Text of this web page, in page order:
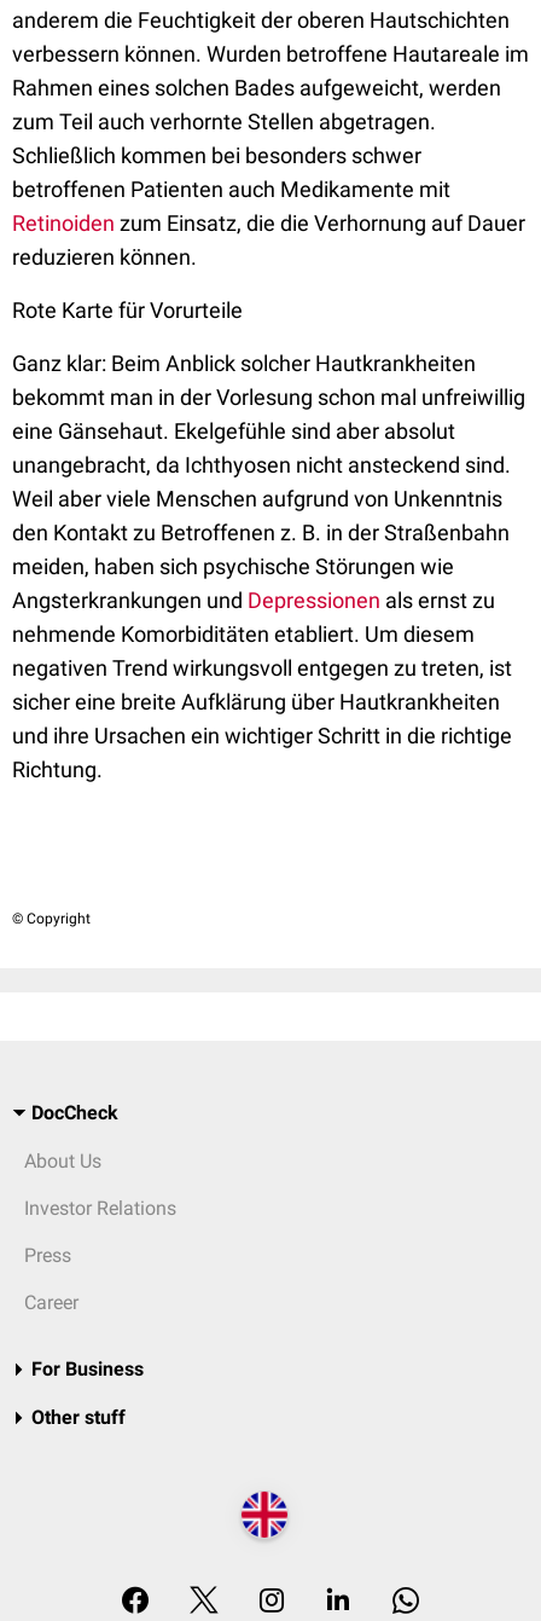
anderem die Feuchtigkeit der oberen Hautschichten
verbessern können. Wurden betroffene Hautareale im
Rahmen eines solchen Bades aufgeweicht, werden
zum Teil auch verhornte Stellen abgetragen.
Schließlich kommen bei besonders schwer
betroffenen Patienten auch Medikamente mit
Retinoiden zum Einsatz, die die Verhornung auf Dauer
reduzieren können.
Rote Karte für Vorurteile
Ganz klar: Beim Anblick solcher Hautkrankheiten
bekommt man in der Vorlesung schon mal unfreiwillig
eine Gänsehaut. Ekelgefühle sind aber absolut
unangebracht, da Ichthyosen nicht ansteckend sind.
Weil aber viele Menschen aufgrund von Unkenntnis
den Kontakt zu Betroffenen z. B. in der Straßenbahn
meiden, haben sich psychische Störungen wie
Angsterkrankungen und Depressionen als ernst zu
nehmende Komorbiditäten etabliert. Um diesem
negativen Trend wirkungsvoll entgegen zu treten, ist
sicher eine breite Aufklärung über Hautkrankheiten
und ihre Ursachen ein wichtiger Schritt in die richtige
Richtung.
© Copyright
DocCheck
About Us
Investor Relations
Press
Career
For Business
Other stuff